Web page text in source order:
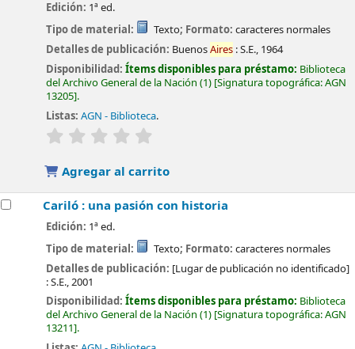
Edición: 1ª ed.
Tipo de material:
Texto; Formato: caracteres normales
Detalles de publicación: BuenosAires :S.E., 1964
Disponibilidad:Ítems disponibles para préstamo: Biblioteca
del Archivo General de la Nación (1) Signatura topográfica:AGN
13205 .
Listas: AGN - Biblioteca.
valoración
Agregar al carrito
Cariló : una pasión con historia
Edición: 1ª ed.
Tipo de material:
Texto; Formato: caracteres normales
Detalles de publicación: [Lugar de publicación no identificado]
:S.E.,2001
Disponibilidad:Ítems disponibles para préstamo: Biblioteca
del Archivo General de la Nación (1) Signatura topográfica:AGN
13211 .